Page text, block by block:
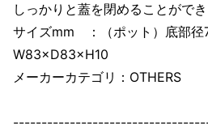
しっかりと蓋を閉めることができ
サイズmm ：（ポット）底部
W83×D83×H10
メーカーカテゴリ：OTHERS